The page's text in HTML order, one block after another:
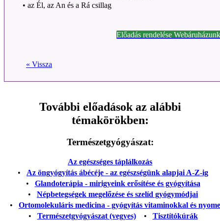
• az Él, az An és a Rá csillag
Előadás rendelése
« Vissza
További előadások az alábbi
témakörökben:
Természetgyógyászat:
Az egészséges táplálkozás
• Az öngyógyítás ábécéje - az egészségünk alapjai A-Z-ig
• Glandoterápia - mirigyeink erősítése és gyógyítása
• Népbetegségek megelőzése és szelíd gyógymódjai
• Ortomolekuláris medicina - gyógyítás vitaminokkal és
• Természetgyógyászat (vegyes)• Tisztítókúrák